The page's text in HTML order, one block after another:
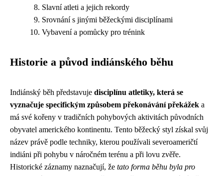
Slavní atleti a jejich rekordy
Srovnání s jinými běžeckými disciplínami
Vybavení a pomůcky pro trénink
Historie a původ indiánského běhu
Indiánský běh představuje disciplínu atletiky, která se
vyznačuje specifickým způsobem překonávání překážek a
má své kořeny v tradičních pohybových aktivitách původních
obyvatel amerického kontinentu. Tento běžecký styl získal svůj
název právě podle techniky, kterou používali severoameričtí
indiáni při pohybu v náročném terénu a při lovu zvěře.
Historické záznamy naznačují, že tato forma běhu byla pro